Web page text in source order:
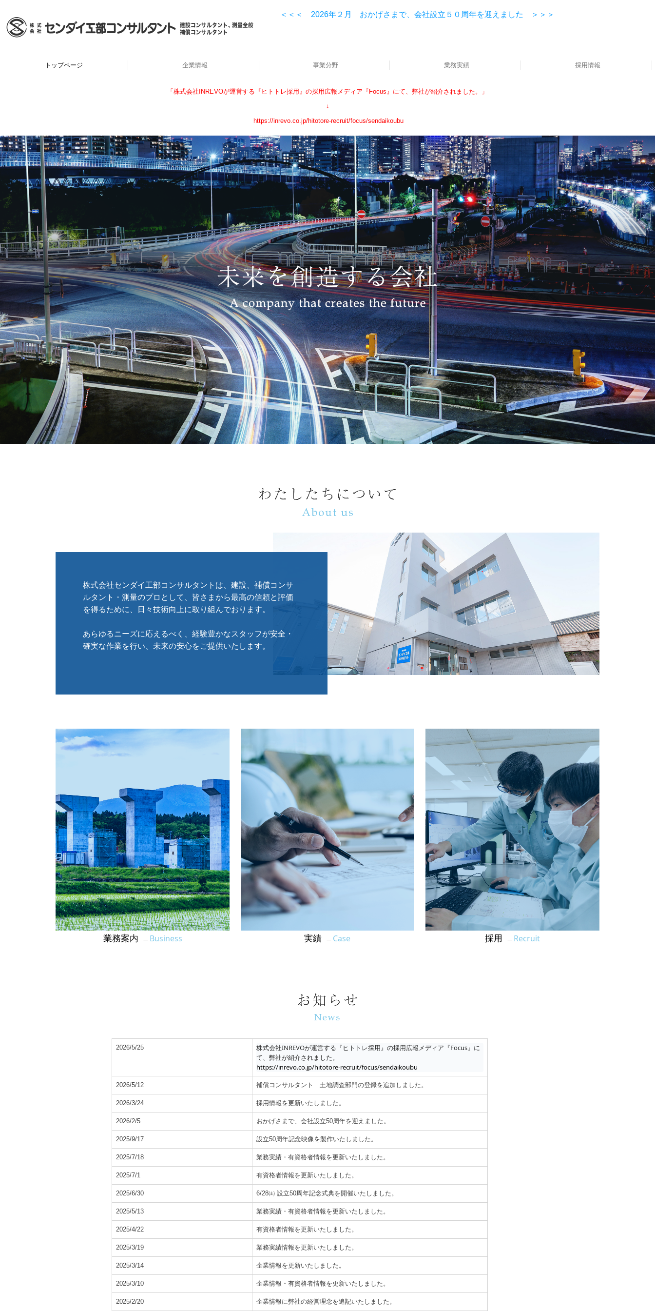
＜＜＜ 2026年２月 おかげさまで、会社設立５０周年を迎えました ＞＞＞
トップページ 企業情報
ご挨拶
会社概要
当社の特徴
アクセス
事業分野
建設コンサルタント
測量
調査
補償コンサルタント
業務実績 採用情報
「株式会社INREVOが運営する『ヒトトレ採用』の採用広報メディア『Focus』にて、弊社が紹介されました。」
↓
https://inrevo.co.jp/hitotore-recruit/focus/sendaikoubu
株式会社センダイ工部コンサルタントは、建設、補償コンサ
ルタント・測量のプロとして、皆さまから最高の信頼と評価
を得るために、日々技術向上に取り組んでおります。
あらゆるニーズに応えるべく、経験豊かなスタッフが安全・
確実な作業を行い、未来の安心をご提供いたします。
業務案内 ― Business 実績 ― Case 採用 ― Recruit
2026/5/25
株式会社INREVOが運営する『ヒトトレ採用』の採用広報メディア『Focus』に
て、弊社が紹介されました。
https://inrevo.co.jp/hitotore-recruit/focus/sendaikoubu
2026/5/12 補償コンサルタント 土地調査部門の登録を追加しました。
2026/3/24 採用情報を更新いたしました。
2026/2/5 おかげさまで、会社設立50周年を迎えました。
2025/9/17 設立50周年記念映像を製作いたしました。
2025/7/18 業務実績・有資格者情報を更新いたしました。
2025/7/1 有資格者情報を更新いたしました。
2025/6/30 6/28㈯ 設立50周年記念式典を開催いたしました。
2025/5/13 業務実績・有資格者情報を更新いたしました。
2025/4/22 有資格者情報を更新いたしました。
2025/3/19 業務実績情報を更新いたしました。
2025/3/14 企業情報を更新いたしました。
2025/3/10 企業情報・有資格者情報を更新いたしました。
2025/2/20 企業情報に弊社の経営理念を追記いたしました。